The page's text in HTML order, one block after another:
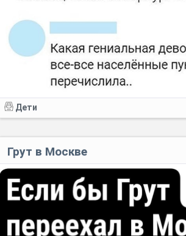
Дети
Грут в Москве